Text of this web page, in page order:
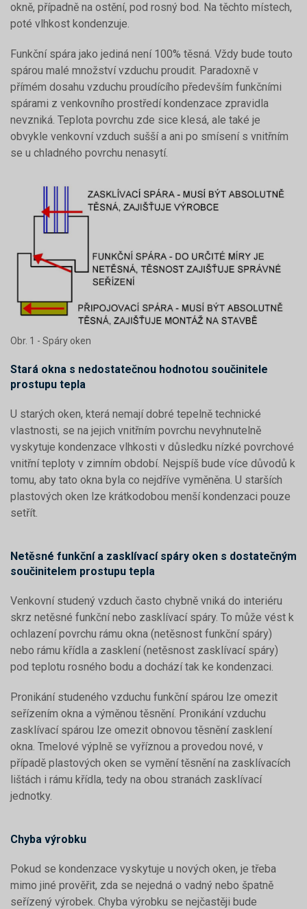
okně, případně na ostění, pod rosný bod. Na těchto místech,
poté vlhkost kondenzuje.
Funkční spára jako jediná není 100% těsná. Vždy bude touto
spárou malé množství vzduchu proudit. Paradoxně v
přímém dosahu vzduchu proudícího především funkčními
spárami z venkovního prostředí kondenzace zpravidla
nevzniká. Teplota povrchu zde sice klesá, ale také je
obvykle venkovní vzduch sušší a ani po smísení s vnitřním
se u chladného povrchu nenasytí.
Obr. 1 - Spáry oken
Stará okna s nedostatečnou hodnotou součinitele
prostupu tepla
U starých oken, která nemají dobré tepelně technické
vlastnosti, se na jejich vnitřním povrchu nevyhnutelně
vyskytuje kondenzace vlhkosti v důsledku nízké povrchové
vnitřní teploty v zimním období. Nejspíš bude více důvodů k
tomu, aby tato okna byla co nejdříve vyměněna. U starších
plastových oken lze krátkodobou menší kondenzaci pouze
setřít.
Netěsné funkční a zasklívací spáry oken s dostatečným
součinitelem prostupu tepla
Venkovní studený vzduch často chybně vniká do interiéru
skrz netěsné funkční nebo zasklívací spáry. To může vést k
ochlazení povrchu rámu okna (netěsnost funkční spáry)
nebo rámu křídla a zasklení (netěsnost zasklívací spáry)
pod teplotu rosného bodu a dochází tak ke kondenzaci.
Pronikání studeného vzduchu funkční spárou lze omezit
seřízením okna a výměnou těsnění. Pronikání vzduchu
zasklívací spárou lze omezit obnovou těsnění zasklení
okna. Tmelové výplně se vyříznou a provedou nové, v
případě plastových oken se vymění těsnění na zasklívacích
lištách i rámu křídla, tedy na obou stranách zasklívací
jednotky.
Chyba výrobku
Pokud se kondenzace vyskytuje u nových oken, je třeba
mimo jiné prověřit, zda se nejedná o vadný nebo špatně
seřízený výrobek. Chyba výrobku se nejčastěji bude